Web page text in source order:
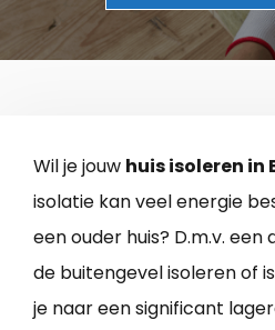
Wil je jouw huis isoleren in
isolatie kan veel energie
een ouder huis? D.m.v.
de buitengevel isoleren of
je naar een significant